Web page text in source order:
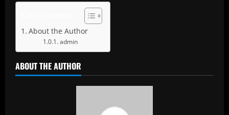
About the Author
admin
ABOUT THE AUTHOR